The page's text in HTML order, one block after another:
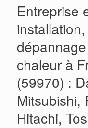
Entreprise
chaleur à
(59970) :
Mitsubishi,
Hitachi,